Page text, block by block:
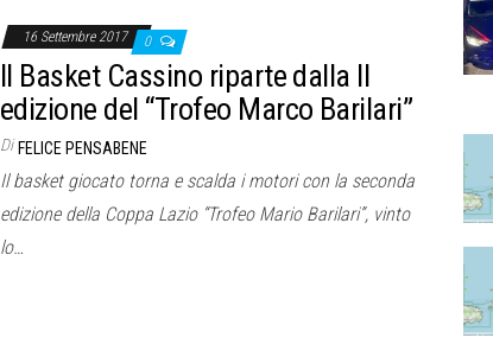
16 Settembre 2017 0
Il Basket Cassino riparte dalla II
edizione del “Trofeo Marco Barilari”
Di FELICE PENSABENE
Il basket giocato torna e scalda i motori con la seconda
edizione della Coppa Lazio “Trofeo Mario Barilari”, vinto
lo…